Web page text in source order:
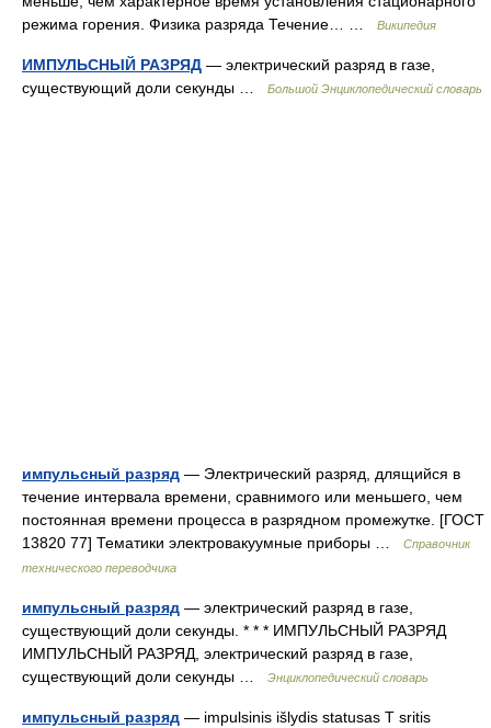
режима горения. Физика разряда Течение… …
Википедия
ИМПУЛЬСНЫЙ РАЗРЯД — электрический разряд в газе,
существующий доли секунды …
Большой Энциклопедический словарь
импульсный разряд — Электрический разряд, длящийся в
течение интервала времени, сравнимого или меньшего, чем
постоянная времени процесса в разрядном промежутке. [ГОСТ
13820 77] Тематики электровакуумные приборы …
Справочник
технического переводчика
импульсный разряд — электрический разряд в газе,
существующий доли секунды. * * * ИМПУЛЬСНЫЙ РАЗРЯД
ИМПУЛЬСНЫЙ РАЗРЯД, электрический разряд в газе,
существующий доли секунды …
Энциклопедический словарь
импульсный разряд — impulsinis išlydis statusas T sritis